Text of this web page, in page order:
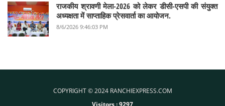
राजकीय श्रावणी मेला-2026 को लेकर डीसी-एसपी की संयुक्त
अध्यक्षता में साप्ताहिक प्रेसवार्ता का आयोजन.
8/6/2026 9:46:03 PM
COPYRIGHT © 2024 RANCHIEXPRESS.COM
Visitors :9297